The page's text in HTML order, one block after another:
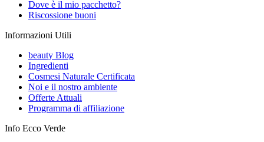
Dove è il mio pacchetto?
Riscossione buoni
Informazioni Utili
beauty Blog
Ingredienti
Cosmesi Naturale Certificata
Noi e il nostro ambiente
Offerte Attuali
Programma di affiliazione
Info Ecco Verde